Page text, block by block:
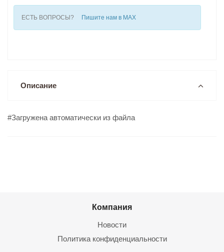
ЕСТЬ ВОПРОСЫ? Пишите нам в MAX
Описание
#Загружена автоматически из файла
Компания
Новости
Политика конфиденциальности